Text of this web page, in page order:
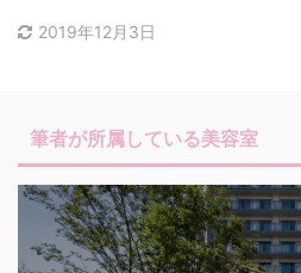
2019年12月3日
筆者が所属している美容室